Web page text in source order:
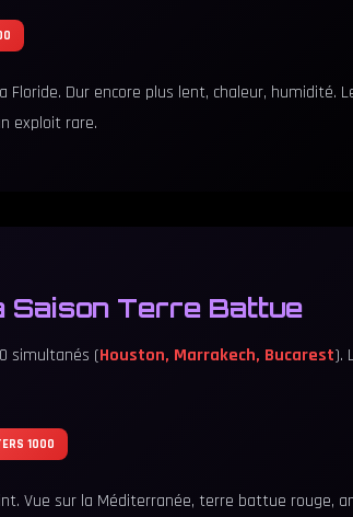
Dur encore plus lent, chaleur, humidité.
exploit rare.
Saison Terre Battue
simultanés (Houston, Marrakech, Bucarest).
1000
Vue sur la Méditerranée, terre battue rouge,